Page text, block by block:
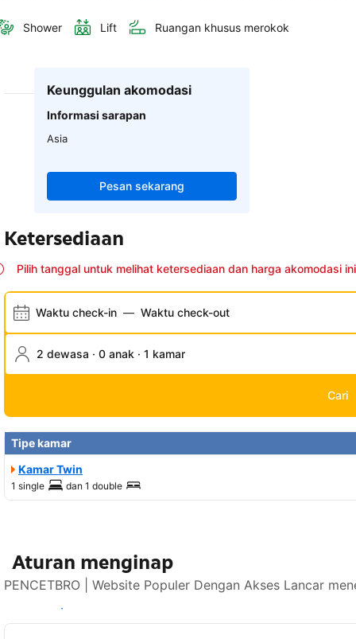
Shower Lift Ruangan khusus merokok
Keunggulan akomodasi
Informasi sarapan
Asia
Pesan sekarang
Ketersediaan
Pilih tanggal untuk melihat ketersediaan dan harga akomodasi ini
Waktu check-in — Waktu check-out
2 dewasa · 0 anak · 1 kamar
Cari
Tipe kamar
Kamar Twin
1 single dan 1 double
Aturan menginap
PENCETBRO | Website Populer Dengan Akses Lancar
Lihat ketersediaan